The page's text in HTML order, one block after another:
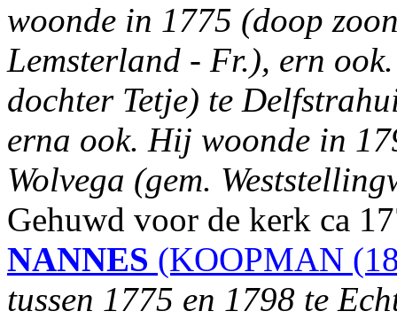
woonde in 1775 (doop
Lemsterland - Fr.), ern
dochter Tetje) te
erna ook. Hij woonde in
Wolvega (gem.
Gehuwd voor de kerk ca
NANNES (KOOPMAN
tussen 1775 en 1798 te